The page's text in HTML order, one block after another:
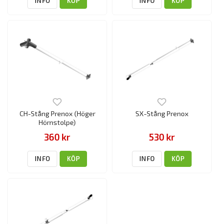
CH-Stång Prenox (Höger
Hörnstolpe)
360 kr
INFO KÖP
SX-Stång Prenox
530 kr
INFO KÖP